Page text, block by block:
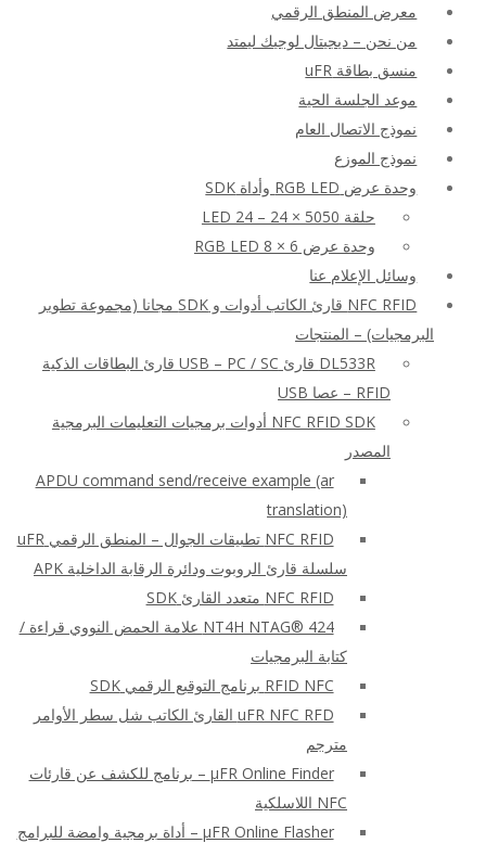
معرض المنطق الرقمي
من نحن – ديجيتال لوجيك ليمتد
منسق بطاقة uFR
موعد الجلسة الحية
نموذج الاتصال العام
نموذج الموزع
وحدة عرض RGB LED وأداة SDK
حلقة LED 24 – 24 × 5050
وحدة عرض RGB LED 8 × 6
وسائل الإعلام عنا
NFC RFID قارئ الكاتب أدوات و SDK مجانا (مجموعة تطوير
البرمجيات) – المنتجات
DL533R قارئ USB – PC / SC قارئ البطاقات الذكية
RFID – عصا USB
NFC RFID SDK أدوات برمجيات التعليمات البرمجية
المصدر
APDU command send/receive example (ar
translation)
NFC RFID تطبيقات الجوال – المنطق الرقمي uFR
سلسلة قارئ الروبوت ودائرة الرقابة الداخلية APK
NFC RFID متعدد القارئ SDK
NT4H NTAG® 424 علامة الحمض النووي قراءة /
كتابة البرمجيات
RFID NFC برنامج التوقيع الرقمي SDK
uFR NFC RFD القارئ الكاتب شل سطر الأوامر
مترجم
μFR Online Finder – برنامج للكشف عن قارئات
NFC اللاسلكية
μFR Online Flasher – أداة برمجية وامضة للبرامج